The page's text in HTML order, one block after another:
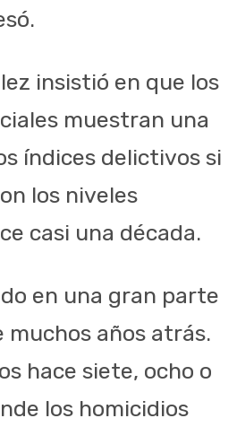
insistió en que los
muestran una
índices delictivos si
los niveles
casi una década.
en una gran parte
muchos años atrás.
hace siete, ocho o
los homicidios